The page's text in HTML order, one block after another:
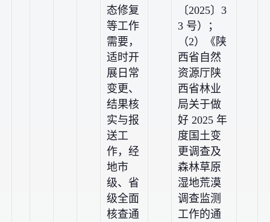
态修复
等工作
需要，
适时开
展日常
变更、
结果核
实与报
送工
作，经
地市
级、省
级全面
核查通
〔2025〕3
3 号）；
（2）《陕
西省自然
资源厅陕
西省林业
局关于做
好 2025 年
度国土变
更调查及
森林草原
湿地荒漠
调查监测
工作的通